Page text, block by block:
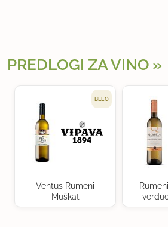
PREDLOGI ZA VINO
BELO
Ventus Rumeni
Muškat